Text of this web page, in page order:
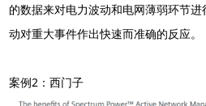
的数据来对电力波动和电网薄弱环节进
动对重大事件作出快速而准确的反应。
案例2：西门子